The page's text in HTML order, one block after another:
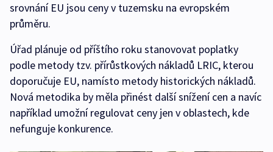
srovnání EU jsou ceny v tuzemsku na evropském
průměru.
Úřad plánuje od příštího roku stanovovat poplatky
podle metody tzv. přírůstkových nákladů LRIC, kterou
doporučuje EU, namísto metody historických nákladů.
Nová metodika by měla přinést další snížení cen a navíc
například umožní regulovat ceny jen v oblastech, kde
nefunguje konkurence.